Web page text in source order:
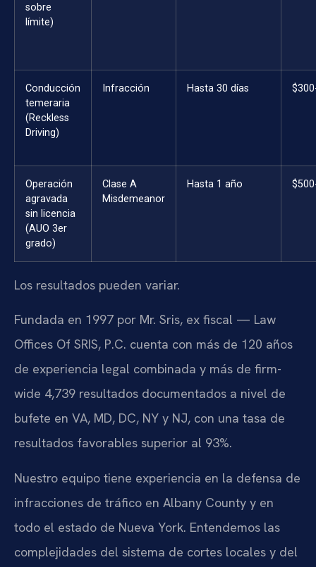
sobre
límite)
Conducción
temeraria
(Reckless
Driving)
Infracción Hasta 30 días
Operación
agravada
sin licencia
(AUO 3er
grado)
Clase A
Misdemeanor
Hasta 1 año
Los resultados pueden variar.
Fundada en 1997 por Mr. Sris, ex fiscal — Law
Offices Of SRIS, P.C. cuenta con más de 120 años
de experiencia legal combinada y más de firm-
wide 4,739 resultados documentados a nivel de
bufete en VA, MD, DC, NY y NJ, con una tasa de
resultados favorables superior al 93%.
Nuestro equipo tiene experiencia en la defensa de
infracciones de tráfico en Albany County y en
todo el estado de Nueva York. Entendemos las
complejidades del sistema de cortes locales y del